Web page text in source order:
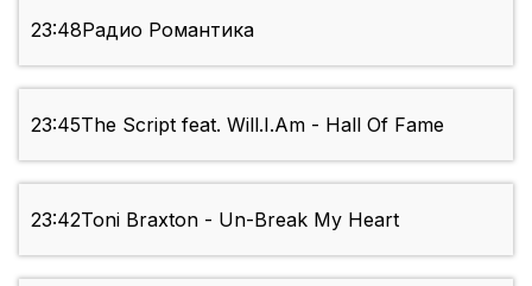
23:48Радио Романтика
23:45The Script feat. Will.I.Am - Hall Of Fame
23:42Toni Braxton - Un-Break My Heart